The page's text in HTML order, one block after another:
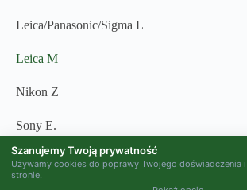
Leica/Panasonic/Sigma L
Leica M
Nikon Z
Sony E.
Szanujemy Twoją prywatność
Używamy cookies do poprawy Twojego doświadczenia
stronie.